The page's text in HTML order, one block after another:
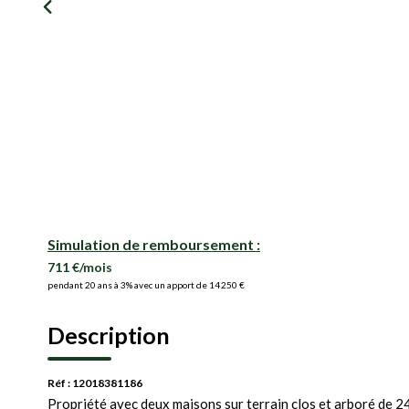
Simulation de remboursement :
711 €/mois
pendant 20 ans à 3% avec un apport de 14 250 €
Description
Réf : 12018381186
Propriété avec deux maisons sur terrain clos et arboré de